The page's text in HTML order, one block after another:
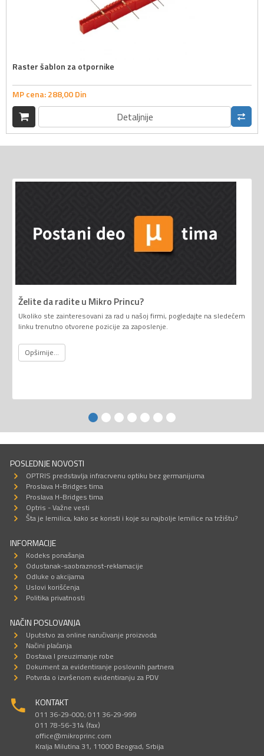
Raster šablon za otpornike
MP cena:288,00Din
Detaljnije
Želite da radite u Mikro Princu?
Ukoliko ste zainteresovani za rad u našoj firmi, pogledajte na sledećem
linku trenutno otvorene pozicije za zaposlenje.
Opširnije...
POSLEDNJE NOVOSTI
OPTRIS predstavlja infracrvenu optiku bez germanijuma
Proslava H-Bridges tima
Proslava H-Bridges tima
Optris - Važne vesti
Šta je lemilica, kako se koristi i koje su najbolje lemilice na tržištu?
INFORMACIJE
Kodeks ponašanja
Odustanak-saobraznost-reklamacije
Odluke o akcijama
Uslovi korišćenja
Politika privatnosti
NAČIN POSLOVANJA
Uputstvo za online naručivanje proizvoda
Načini plaćanja
Dostava I preuzimanje robe
Dokument za evidentiranje poslovnih partnera
Potvrda o izvršenom evidentiranju za PDV
KONTAKT
011 36-29-000; 011 36-29-999
011 78-56-314 (fax)
office@mikroprinc.com
Kralja Milutina 31, 11000 Beograd, Srbija